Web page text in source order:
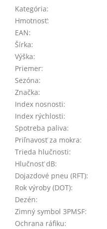
Kategória:
Hmotnosť:
EAN:
Šírka:
Výška:
Priemer:
Sezóna:
Značka:
Index nosnosti:
Index rýchlosti:
Spotreba paliva:
Priľnavosť za mokra:
Trieda hlučnosti:
Hlučnosť dB:
Dojazdové pneu (RFT):
Rok výroby (DOT):
Dezén:
Zimný symbol 3PMSF:
Ochrana ráfiku: